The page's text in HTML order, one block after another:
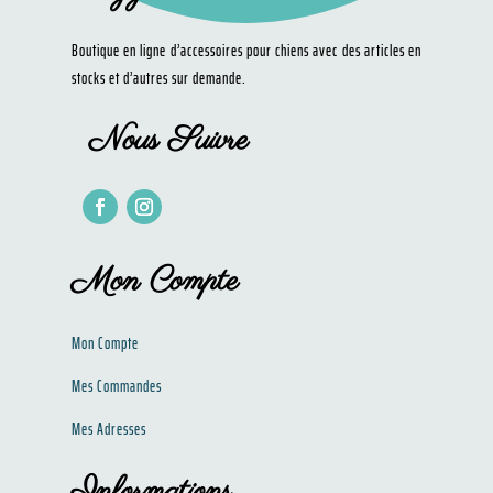
Boutique en ligne d’accessoires pour chiens avec des articles en
stocks et d’autres sur demande.
Nous Suivre
Mon Compte
Mon Compte
Mes Commandes
Mes Adresses